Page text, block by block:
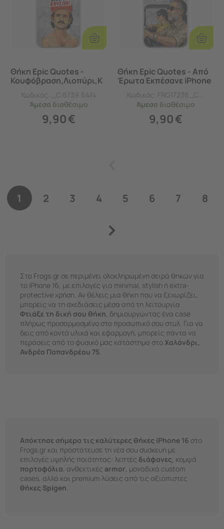
Προσθήκη
Στο
Καλάθι
Θήκη Epic Quotes -
Κουφόβραση,Λιοπύρι,Κ
Flexible TPU (Διάφανη
Σιλικόνη)
Κωδικός:
_C.6739.6414
Άμεσα διαθέσιμο
9,90€
Στο
Καλάθι
Θήκη Epic Quotes - Από
Έρωτα Εκπέσανε iPhone
Σιλικόνη)
Κωδικός: FRG17236_C...
Άμεσα διαθέσιμο
9,90€
1 2 3 4 5 6 7 8
Στο Frogs.gr σε περιμένει ολοκληρωμένη σειρά θηκών για
το iPhone 16, με επιλογές για minimal, stylish ή extra-
protective χρήση. Αν θέλεις μια θήκη που να ξεχωρίζει,
μπορείς να τη σχεδιάσεις μέσα από τη λειτουργία
Φτιάξε τη δική σου θήκη, δημιουργώντας ένα case
πλήρως προσαρμοσμένο στο προσωπικό σου στυλ. Για να
δεις από κοντά υλικά και εφαρμογή, μπορείς πάντα να
περάσεις από το φυσικό μας κατάστημα στοΧαλάνδρι,
Ανδρέα Παπανδρέου 75.
Απόκτησε σήμερα τις καλύτερες θήκες iPhone 16 στο
Frogs.gr και προστάτευσε τη νέα σου συσκευή με
επιλογές υψηλής ποιότητας: λεπτές διάφανες, κομψά
πορτοφόλια, ανθεκτικές armor, μοναδικά custom
cases, αλλά και premium λύσεις από τις αξιόπιστες
θήκες Spigen.